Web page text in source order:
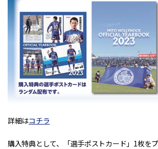
詳細はコチラ
購入特典として、「選手ポストカード」1枚を